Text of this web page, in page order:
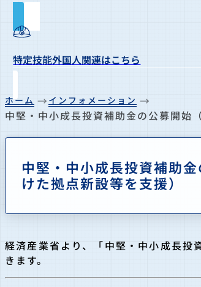
特定技能外国人関連はこちら
ホーム インフォメーション
中堅・中小成長投資補助金の公募開始
中堅・中小成長投資補助
けた拠点新設等を支援）
経済産業省より、「中堅・中小成長投
きます。